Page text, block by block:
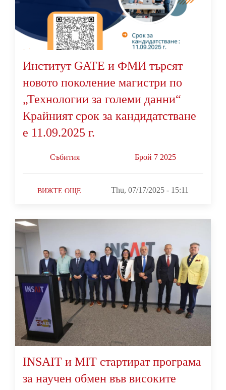
Институт GATE и ФМИ търсят
новото поколение магистри по
„Технологии за големи данни“
Крайният срок за кандидатстване
е 11.09.2025 г.
Събития Брой 7 2025
ВИЖТЕ ОЩЕ Thu, 07/17/2025 - 15:11
INSAIT и MIT стартират програма
за научен обмен във високите